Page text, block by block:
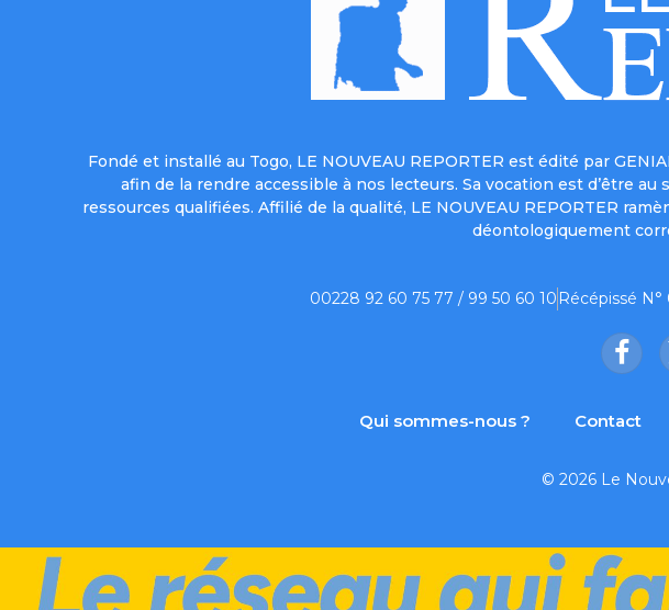
Fondé et installé au Togo, LE NOUVEAU REPORTER est édité par
afin de la rendre accessible à nos lecteurs. Sa vocation est d’être au
ressources qualifiées. Affilié de la qualité, LE NOUVEAU REPORTER
déontologiquement
00228 92 60 75 77 / 99 50 60 10 Récépissé
Qui sommes-nous ? Contact
© 2026 Le